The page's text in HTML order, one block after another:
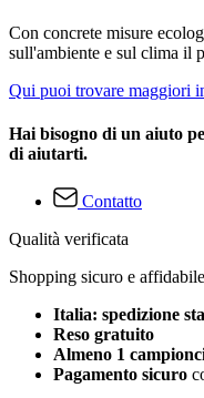
Con concrete misure
sull'ambiente e sul clima il
Qui puoi trovare maggiori
Hai bisogno di un aiuto
di aiutarti.
Contatto
Qualità verificata
Shopping sicuro e affidabile
Italia: spedizione
Reso gratuito
Almeno 1
Pagamento sicuro